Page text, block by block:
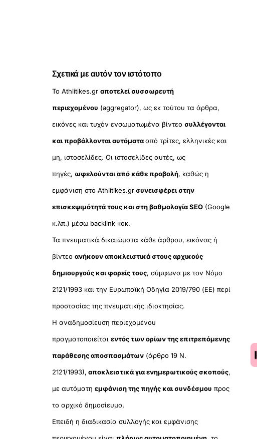
Σχετικά με αυτόν τον ιστότοπο
Το Athlitikes.gr αποτελεί συσσωρευτή
περιεχομένου (aggregator), ως εκ τούτου τα άρθρα,
εικόνες και τυχόν ενσωματωμένα βίντεο συλλέγονται
και προβάλλονται αυτόματααπό τρίτες, ελληνικές και
μη, ιστοσελίδες. Οι ιστοσελίδες αυτές, ως
πηγές, ωφελούνται από κάθε προβολή, καθώς η
εμφάνιση στο Athlitikes.grσυνεισφέρει στην
επισκεψιμότητά τους και στη βαθμολογία SEO(Google
κ.λπ.) μέσω backlink κοκ.
Τα πνευματικά δικαιώματα κάθε άρθρου, εικόνας ή
βίντεο ανήκουν αποκλειστικά στους αρχικούς
δημιουργούς και φορείς τους, σύμφωνα με τον Νόμο
2121/1993 και την Ευρωπαϊκή Οδηγία 2019/790 (ΕΕ) περί
προστασίας της πνευματικής ιδιοκτησίας.
Η αναδημοσίευση περιεχομένου
πραγματοποιείται εντός των ορίων της επιτρεπόμενης
παράθεσης αποσπασμάτων(άρθρο 19 Ν.
2121/1993), αποκλειστικά για ενημερωτικούς σκοπούς,
με αυτόματη εμφάνιση της πηγής και συνδέσμου προς
το αρχικό δημοσίευμα.
Επειδή η διαδικασία συλλογής και εμφάνισης